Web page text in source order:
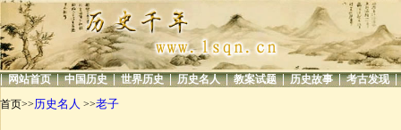
| 网站首页 | 中国历史 | 世界历史 | 历史名人 | 教案试题 | 历史故事 | 考古发现 |
首页>>历史名人 >>老子